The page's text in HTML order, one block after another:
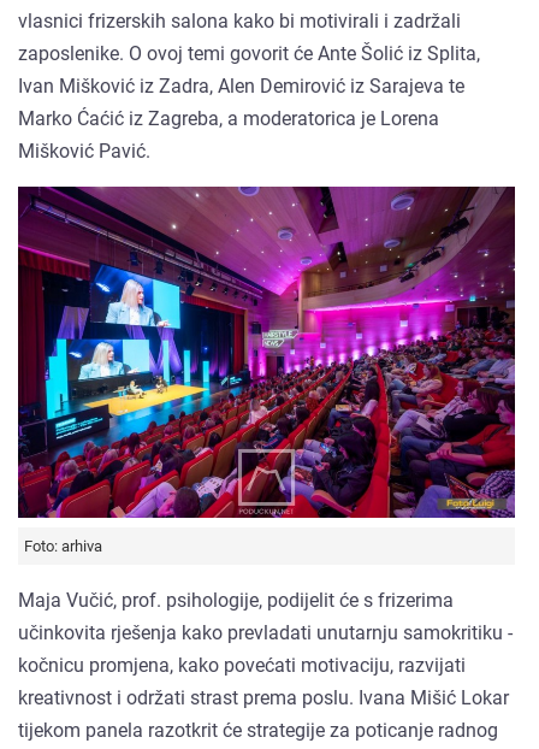
vlasnici frizerskih salona kako bi motivirali i zadržali
zaposlenike. O ovoj temi govorit će Ante Šolić iz Splita,
Ivan Mišković iz Zadra, Alen Demirović iz Sarajeva te
Marko Ćaćić iz Zagreba, a moderatorica je Lorena
Mišković Pavić.
Foto: arhiva
Maja Vučić, prof. psihologije, podijelit će s frizerima
učinkovita rješenja kako prevladati unutarnju samokritiku -
kočnicu promjena, kako povećati motivaciju, razvijati
kreativnost i održati strast prema poslu. Ivana Mišić Lokar
tijekom panela razotkrit će strategije za poticanje radnog